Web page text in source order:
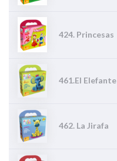
424. Princesas
461.El Elefante
462. La Jirafa